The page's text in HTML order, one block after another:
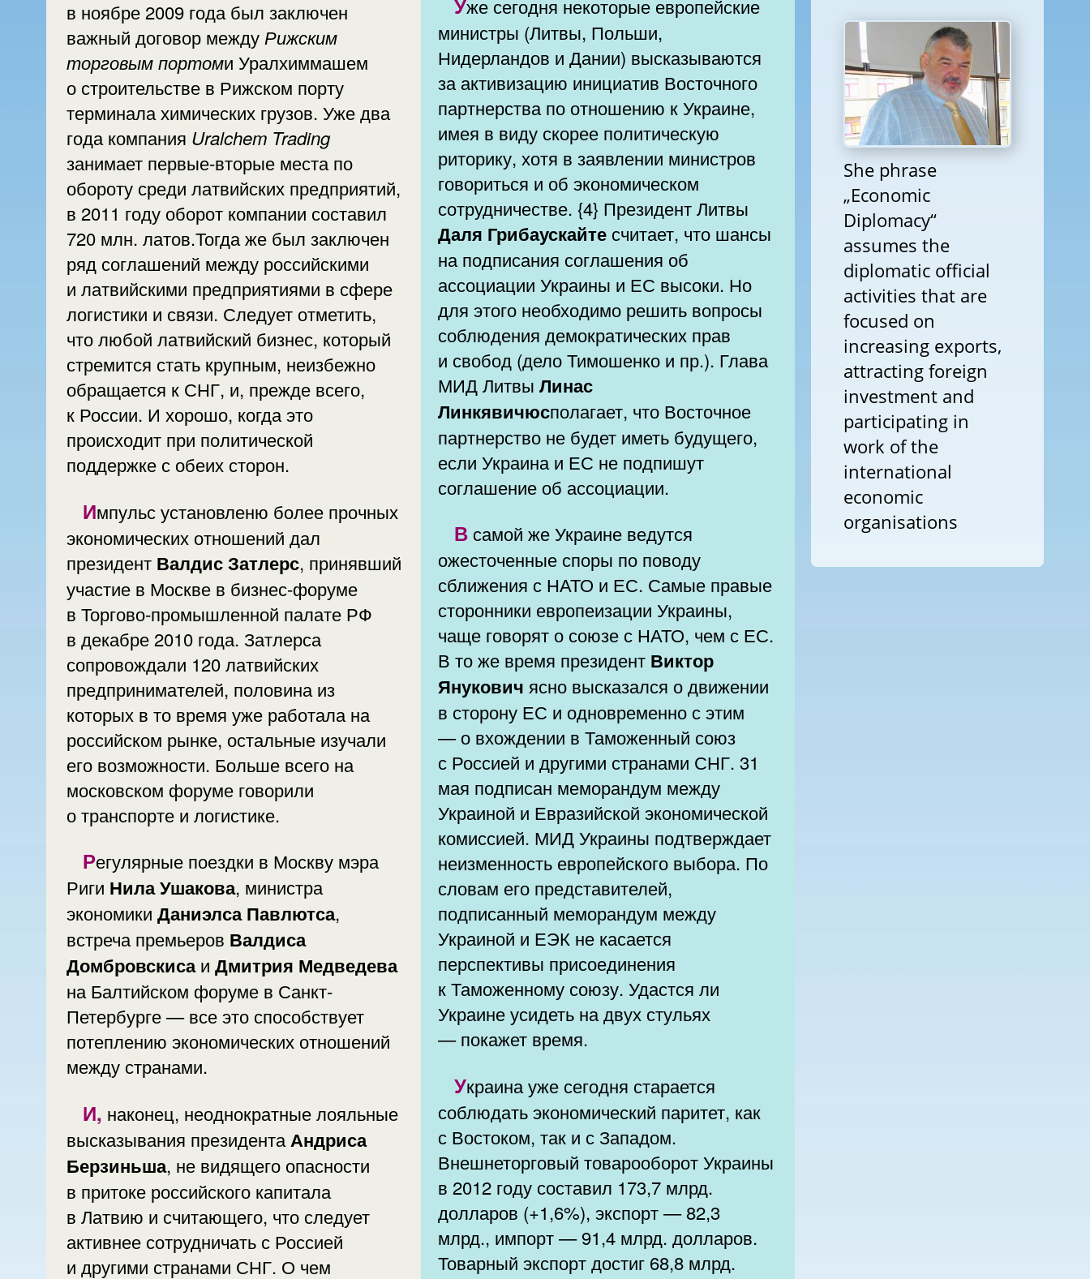
в ноябре 2009 года был заключен
важный договор междуРижским
торговым портоми Уралхиммашем
о строительстве в Рижском порту
терминала химических грузов. Уже два
года компания Uralchem Trading
занимает первые-вторые места по
обороту среди латвийских предприятий,
в 2011 году оборот компании составил
720 млн. латов.Тогда же был заключен
ряд соглашений между российскими
и латвийскими предприятиями в сфере
логистики и связи. Следует отметить,
что любой латвийский бизнес, который
стремится стать крупным, неизбежно
обращается к СНГ, и, прежде всего,
к России. И хорошо, когда это
происходит при политической
поддержке с обеих сторон.
Импульс установленю более прочных
экономических отношений дал
президент Валдис Затлерс, принявший
участие в Москве в бизнес-форуме
в Торгово-промышленной палате РФ
в декабре 2010 года. Затлерса
сопровождали 120 латвийских
предпринимателей, половина из
которых в то время уже работала на
российском рынке, остальные изучали
его возможности. Больше всего на
московском форуме говорили
о транспорте и логистике.
Регулярные поездки в Москву мэра
Риги Нила Ушакова, министра
экономики Даниэлса Павлютса,
встреча премьеров Валдиса
Домбровскиса и Дмитрия Медведева
на Балтийском форуме в Санкт-
Петербурге — все это способствует
потеплению экономических отношений
между странами.
И, наконец, неоднократные лояльные
высказывания президентаАндриса
Берзиньша, не видящего опасности
в притоке российского капитала
в Латвию и считающего, что следует
активнее сотрудничать с Россией
и другими странами СНГ. О чем
Уже сегодня некоторые европейские
министры (Литвы, Польши,
Нидерландов и Дании) высказываются
за активизацию инициатив Восточного
партнерства по отношению к Украине,
имея в виду скорее политическую
риторику, хотя в заявлении министров
говориться и об экономическом
сотрудничестве. {4} Президент Литвы
Даля Грибаускайте считает, что шансы
на подписания соглашения об
ассоциации Украины и ЕС высоки. Но
для этого необходимо решить вопросы
соблюдения демократических прав
и свобод (дело Тимошенко и пр.). Глава
МИД ЛитвыЛинас
Линкявичюсполагает, что Восточное
партнерство не будет иметь будущего,
если Украина и ЕС не подпишут
соглашение об ассоциации.
В самой же Украине ведутся
ожесточенные споры по поводу
сближения с НАТО и ЕС. Самые правые
сторонники европеизации Украины,
чаще говорят о союзе с НАТО, чем с ЕС.
В то же время президент Виктор
Янукович ясно высказался о движении
в сторону ЕС и одновременно с этим
— о вхождении в Таможенный союз
с Россией и другими странами СНГ. 31
мая подписан меморандум между
Украиной и Евразийской экономической
комиссией. МИД Украины подтверждает
неизменность европейского выбора. По
словам его представителей,
подписанный меморандум между
Украиной и ЕЭК не касается
перспективы присоединения
к Таможенному союзу. Удастся ли
Украине усидеть на двух стульях
Украина уже сегодня старается
соблюдать экономический паритет, как
с Востоком, так и с Западом.
Внешнеторговый товарооборот Украины
в 2012 году составил 173,7 млрд.
долларов (+1,6%), экспорт — 82,3
млрд., импорт — 91,4 млрд. долларов.
Товарный экспорт достиг 68,8 млрд.
She phrase
„Economic
Diplomacy“
assumes the
diplomatic official
activities that are
focused on
increasing exports,
attracting foreign
investment and
participating in
work of the
international
economic
organisations